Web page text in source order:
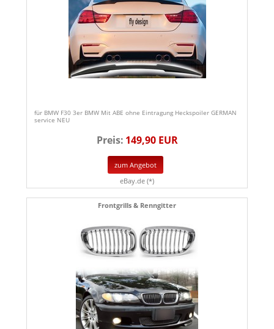
für BMW F30 3er BMW Mit ABE ohne Eintragung Heckspoiler GERMAN
service NEU
Preis: 149,90 EUR
zum Angebot
eBay.de (*)
Frontgrills & Renngitter